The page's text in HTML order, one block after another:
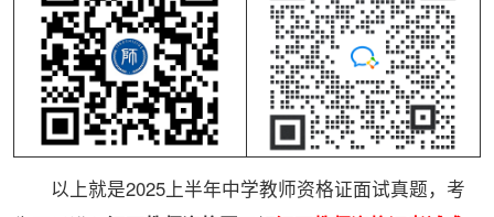
以上就是2025上半年中学教师资格证面试真题，考